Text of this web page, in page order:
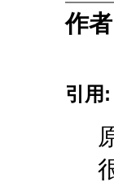
作
引用: